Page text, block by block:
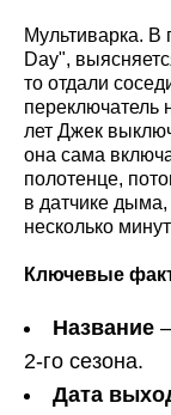
Мультиварка.
Day",
то отдали
переключатель
лет Джек
она сама
полотенце,
в датчике
несколько
Ключевые
Название
2-го сезона.
Дата